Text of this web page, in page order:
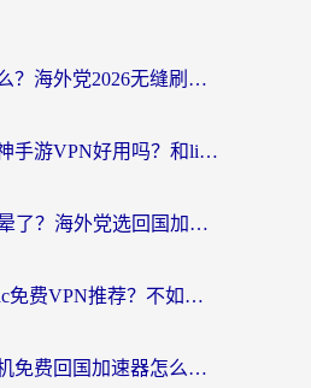
归雁加速器是什么？海外党2026无缝刷剧玩国服的实用指南
海外党实测：雷神手游VPN好用吗？和lightVPN对比哪个回国效果更好？附真实体验+避坑指南
全球VPN排名看晕了？海外党选回国加速器的实用指南（附真实对比）
海外党必看：Mac免费VPN推荐？不如选对回国加速器，秒连国内资源不踩坑
海外党必看：手机免费回国加速器怎么选？3个维度帮你避开坑，无缝刷国内资源